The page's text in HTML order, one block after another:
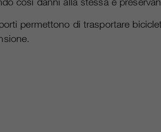
permettono di trasportare